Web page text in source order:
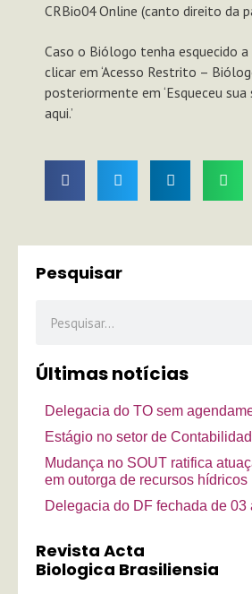
CRBio04 Online (canto direito da
Caso o Biólogo tenha esquecido a
clicar em ‘Acesso Restrito –
posteriormente em ‘Esqueceu sua
aqui.’
Pesquisar
Últimas notícias
Delegacia do TO sem
Estágio no setor de
Mudança no SOUT ratifica
em outorga de recursos hídricos
Delegacia do DF fechada de 03
Revista Acta
Biologica Brasiliensia